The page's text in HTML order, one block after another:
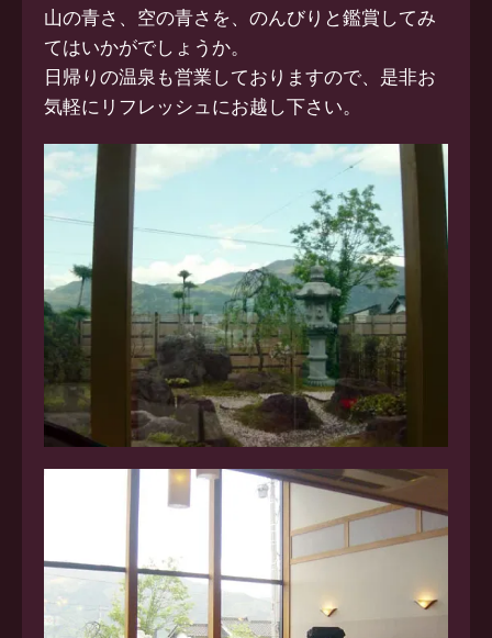
山の青さ、空の青さを、のんびりと鑑賞してみ
てはいかがでしょう か。
日帰りの温泉も営業しておりますので、是非お
気軽にリフレッシュ にお越し下さい。